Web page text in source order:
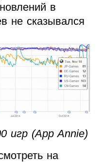
в
не сказывался
игр (App Annie)
на